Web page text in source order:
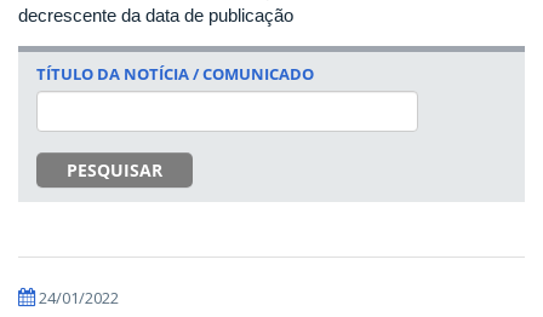
decrescente da data de publicação
TÍTULO DA NOTÍCIA / COMUNICADO
PESQUISAR
24/01/2022